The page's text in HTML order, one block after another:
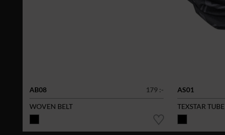
AB08
179 :-
WOVEN BELT
AS01
TEXSTAR TUBE